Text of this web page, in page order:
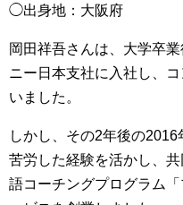
◯出身地：大阪府
岡田祥吾さんは、大学卒
ニー日本支社に入社し、
いました。
しかし、その2年後の
苦労した経験を活かし、
語コーチングプログラム